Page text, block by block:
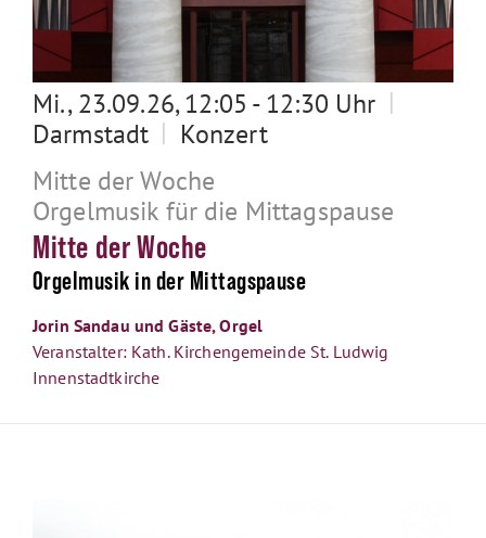
Mi., 23.09.26, 12:05 - 12:30 Uhr |
Darmstadt | Konzert
Mitte der Woche
Orgelmusik für die Mittagspause
Mitte der Woche
Orgelmusik in der Mittagspause
Jorin Sandau und Gäste, Orgel
Veranstalter: Kath. Kirchengemeinde St. Ludwig
Innenstadtkirche